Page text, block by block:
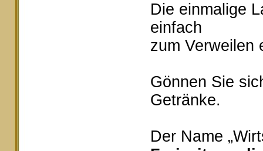
Die einmalige
einfach
zum Verweilen
Gönnen Sie
Getränke.
Der Name